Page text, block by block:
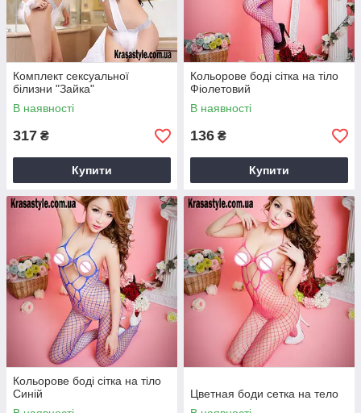
Комплект сексуальної
білизни "Зайка"
В наявності
317 ₴
Купити
Кольорове боді сітка на тіло
Фіолетовий
В наявності
136 ₴
Купити
Кольорове боді сітка на тіло
Синій
Цветная боди сетка на тело